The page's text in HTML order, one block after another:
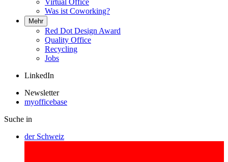
Virtual Office
Was ist Coworking?
Mehr
Red Dot Design Award
Quality Office
Recycling
Jobs
LinkedIn
Newsletter
myofficebase
Suche in
der Schweiz